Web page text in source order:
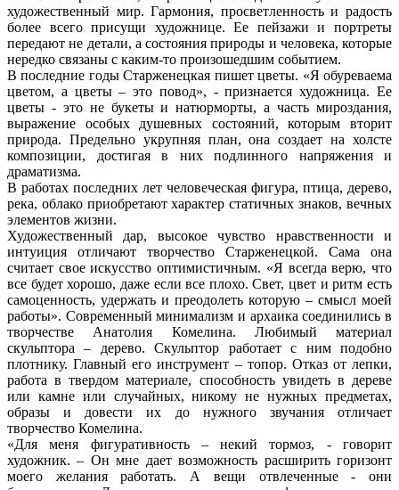
художественный мир. Гармония, просветленность и радость
более всего присущи художнице. Ее пейзажи и портреты
передают не детали, а состояния природы и человека, которые
нередко связаны с каким-то произошедшим событием.
В последние годы Старженецкая пишет цветы. «Я обуреваема
цветом, а цветы – это повод», - признается художница. Ее
цветы - это не букеты и натюрморты, а часть мироздания,
выражение особых душевных состояний, которым вторит
природа. Предельно укрупняя план, она создает на холсте
композиции, достигая в них подлинного напряжения и
драматизма.
В работах последних лет человеческая фигура, птица, дерево,
река, облако приобретают характер статичных знаков, вечных
элементов жизни.
Художественный дар, высокое чувство нравственности и
интуиция отличают творчество Старженецкой. Сама она
считает свое искусство оптимистичным. «Я всегда верю, что
все будет хорошо, даже если все плохо. Свет, цвет и ритм есть
самоценность, удержать и преодолеть которую – смысл моей
работы». Современный минимализм и архаика соединились в
творчестве Анатолия Комелина. Любимый материал
скульптора – дерево. Скульптор работает с ним подобно
плотнику. Главный его инструмент – топор. Отказ от лепки,
работа в твердом материале, способность увидеть в дереве
или камне или случайных, никому не нужных предметах,
образы и довести их до нужного звучания отличает
творчество Комелина.
«Для меня фигуративность – некий тормоз, - говорит
художник. – Он мне дает возможность расширить горизонт
моего желания работать. А вещи отвлеченные - они